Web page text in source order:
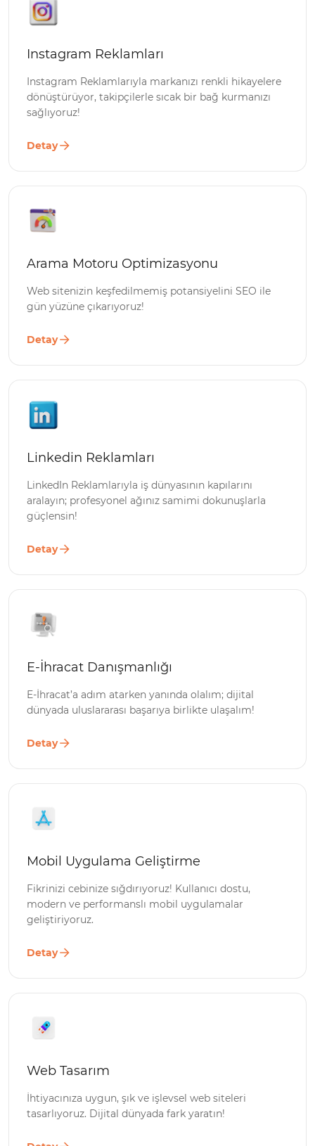
Instagram Reklamları
Instagram Reklamlarıyla markanızı renkli hikayelere
dönüştürüyor, takipçilerle sıcak bir bağ kurmanızı
sağlıyoruz!
Detay
Arama Motoru Optimizasyonu
Web sitenizin keşfedilmemiş potansiyelini SEO ile
gün yüzüne çıkarıyoruz!
Detay
Linkedin Reklamları
LinkedIn Reklamlarıyla iş dünyasının kapılarını
aralayın; profesyonel ağınız samimi dokunuşlarla
güçlensin!
Detay
E-İhracat Danışmanlığı
E-İhracat’a adım atarken yanında olalım; dijital
dünyada uluslararası başarıya birlikte ulaşalım!
Detay
Mobil Uygulama Geliştirme
Fikrinizi cebinize sığdırıyoruz! Kullanıcı dostu,
modern ve performanslı mobil uygulamalar
geliştiriyoruz.
Detay
Web Tasarım
İhtiyacınıza uygun, şık ve işlevsel web siteleri
tasarlıyoruz. Dijital dünyada fark yaratın!